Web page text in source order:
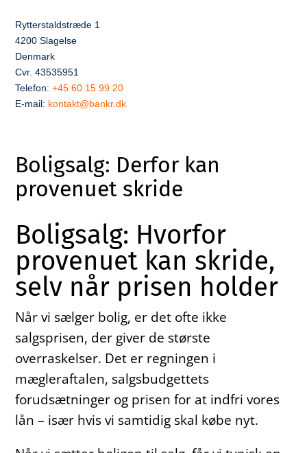
Rytterstaldstræde 1
4200 Slagelse
Denmark
Cvr. 43535951
Telefon:+45 60 15 99 20
E-mail: kontakt@bankr.dk
Boligsalg: Derfor kan
provenuet skride
Boligsalg: Hvorfor
provenuet kan skride,
selv når prisen holder
Når vi sælger bolig, er det ofte ikke
salgsprisen, der giver de største
overraskelser. Det er regningen i
mægleraftalen, salgsbudgettets
forudsætninger og prisen for at indfri vores
lån – især hvis vi samtidig skal købe nyt.